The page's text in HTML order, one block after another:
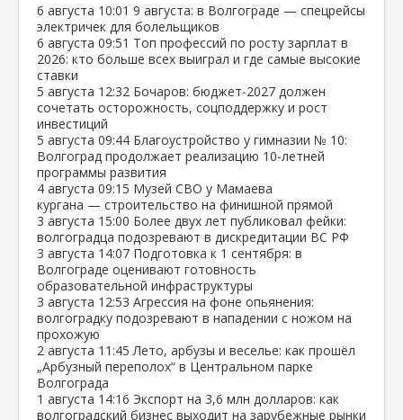
6 августа 10:01 9 августа: в Волгограде — спецрейсы
электричек для болельщиков
6 августа 09:51 Топ профессий по росту зарплат в
2026: кто больше всех выиграл и где самые высокие
ставки
5 августа 12:32 Бочаров: бюджет‑2027 должен
сочетать осторожность, соцподдержку и рост
инвестиций
5 августа 09:44 Благоустройство у гимназии № 10:
Волгоград продолжает реализацию 10‑летней
программы развития
4 августа 09:15 Музей СВО у Мамаева
кургана — строительство на финишной прямой
3 августа 15:00 Более двух лет публиковал фейки:
волгоградца подозревают в дискредитации ВС РФ
3 августа 14:07 Подготовка к 1 сентября: в
Волгограде оценивают готовность
образовательной инфраструктуры
3 августа 12:53 Агрессия на фоне опьянения:
волгоградку подозревают в нападении с ножом на
прохожую
2 августа 11:45 Лето, арбузы и веселье: как прошёл
„Арбузный переполох“ в Центральном парке
Волгограда
1 августа 14:16 Экспорт на 3,6 млн долларов: как
волгоградский бизнес выходит на зарубежные рынки